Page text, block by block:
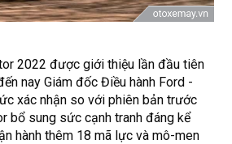
2022 được giới thiệu lần đầu tiên
nay Giám đốc Điều hành Ford -
xác nhận so với phiên bản trước
bổ sung sức cạnh tranh đáng kể
hành thêm 18 mã lực và mô-men